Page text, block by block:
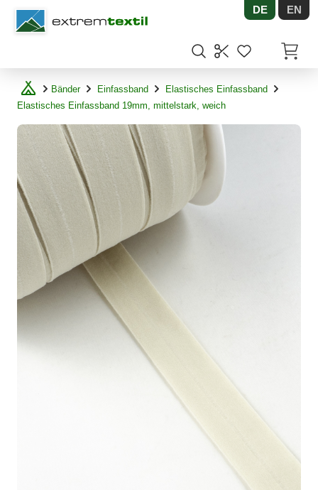
Shopware DE EN
Bänder Einfassband
Elastisches Einfassband
Elastisches Einfassband 19mm, mittelstark, weich